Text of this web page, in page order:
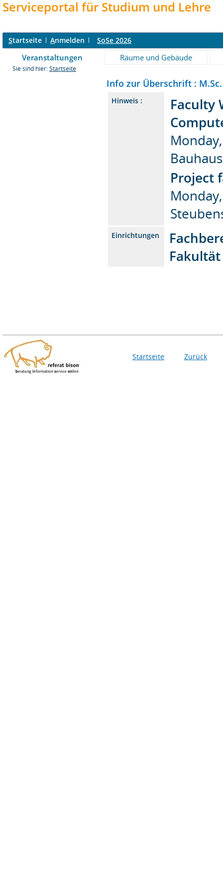
Serviceportal für Studium und Lehre
Startseite Anmelden SoSe 2026
Veranstaltungen Räume und Gebäude
Sie sind hier: Startseite
Info zur Überschrift :
Hinweis :
Faculty
Project
Einrichtungen
Startseite Zurück